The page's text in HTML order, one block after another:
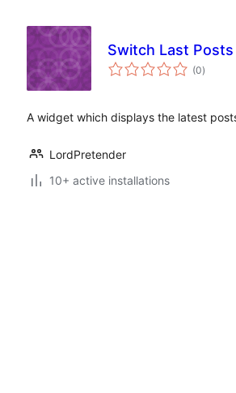
Switch Last
(0)
A widget which displays the latest
LordPretender
10+ active installations